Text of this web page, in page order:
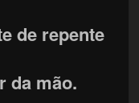
de repente
da mão.